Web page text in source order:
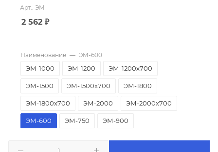
Арт.: ЭМ
2 562 ₽
Наименование — ЭМ-600
ЭМ-1000 ЭМ-1200 ЭМ-1200х700
ЭМ-1500 ЭМ-1500х700 ЭМ-1800
ЭМ-1800х700 ЭМ-2000 ЭМ-2000х700
ЭМ-600 ЭМ-750 ЭМ-900